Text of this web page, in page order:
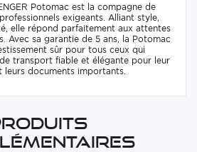
Potomac est la compagne de
exigeants. Alliant style,
elle répond parfaitement aux attentes
Avec sa garantie de 5 ans, la Potomac
sûr pour tous ceux qui
transport fiable et élégante pour leur
documents importants.